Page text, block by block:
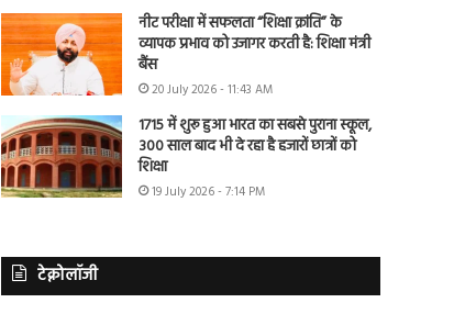
नीट परीक्षा में सफलता “शिक्षा क्रांति” के
व्यापक प्रभाव को उजागर करती है: शिक्षा मंत्री
बैंस
20 July 2026 - 11:43 AM
1715 में शुरू हुआ भारत का सबसे पुराना स्कूल,
300 साल बाद भी दे रहा है हजारों छात्रों को
शिक्षा
19 July 2026 - 7:14 PM
टेक्नोलॉजी